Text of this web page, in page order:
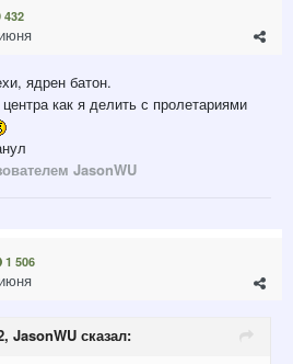
432
ядрен батон.
как я делить с пролетариями
JasonWU
1 506
JasonWU сказал: